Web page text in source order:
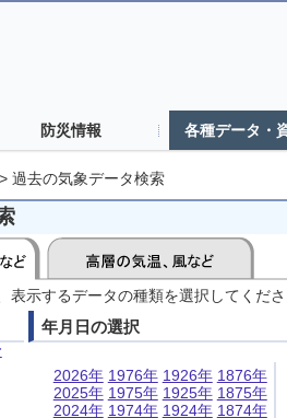
防災情報 各種データ・
> 過去の気象データ検索
表示するデータの種類を選択してくだ
年月日の選択
2026年
2025年
2024年
1976年
1975年
1974年
1926年
1925年
1924年
1876年
1875年
1874年